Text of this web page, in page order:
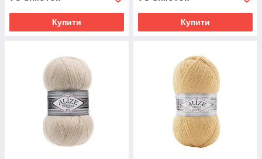
Купити Купити